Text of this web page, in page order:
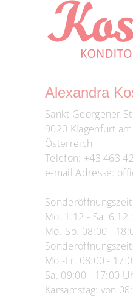
Alexandra
Sankt Georgener
9020 Klagenfurt
Österreich
Telefon: +43 463
e-mail Adresse:
Mo. 1.12 - Sa. 6.12.:
Mo.-So. 08:00 -
Mo.-Fr. 08:00 -
Sa. 09:00 - 17:00
Karsamstag: von